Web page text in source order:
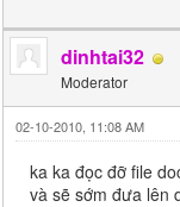
dinhtai32
Moderator
02-10-2010, 11:08 AM
ka ka đọc đỡ file
và sẽ sớm đưa lên